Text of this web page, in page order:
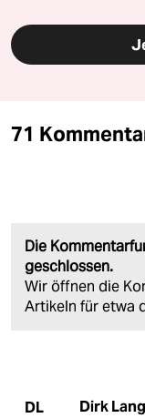
71
Die
geschlossen.
Wir öffnen die
Artikeln für etwa
DL Dirk